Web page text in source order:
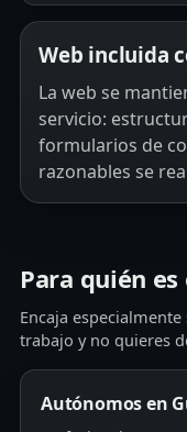
Web incluida
La web se
servicio:
formularios de
razonables se
Para quién
Encaja
trabajo y no quieres
Autónomos en